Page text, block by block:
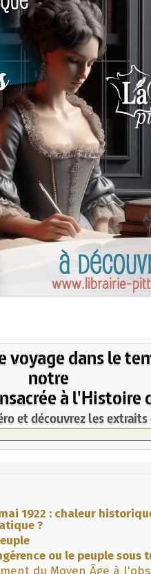
voyage dans le
notre
à l'Histoire
et découvrez les
1922 : chaleur
?
ou le peuple sous
du Moyen Âge à